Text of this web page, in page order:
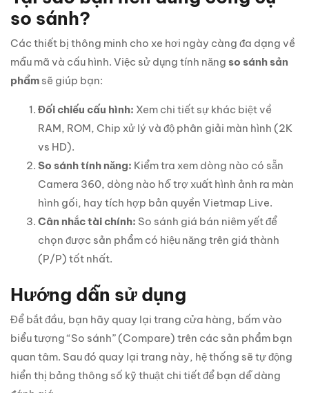
so sánh?
Các thiết bị thông minh cho xe hơi ngày càng đa dạng về
mẫu mã và cấu hình. Việc sử dụng tính năng so sánh sản
phẩm sẽ giúp bạn:
Đối chiếu cấu hình: Xem chi tiết sự khác biệt về
RAM, ROM, Chip xử lý và độ phân giải màn hình (2K
vs HD).
So sánh tính năng: Kiểm tra xem dòng nào có sẵn
Camera 360, dòng nào hỗ trợ xuất hình ảnh ra màn
hình gối, hay tích hợp bản quyền Vietmap Live.
Cân nhắc tài chính: So sánh giá bán niêm yết để
chọn được sản phẩm có hiệu năng trên giá thành
(P/P) tốt nhất.
Hướng dẫn sử dụng
Để bắt đầu, bạn hãy quay lại trang cửa hàng, bấm vào
biểu tượng “So sánh” (Compare) trên các sản phẩm bạn
quan tâm. Sau đó quay lại trang này, hệ thống sẽ tự động
hiển thị bảng thông số kỹ thuật chi tiết để bạn dễ dàng